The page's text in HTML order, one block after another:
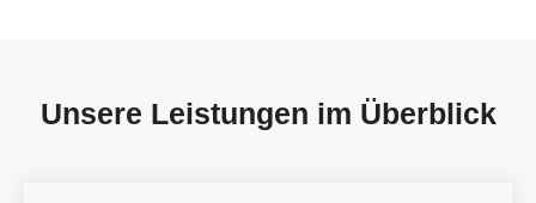
Unsere Leistungen im Überblick